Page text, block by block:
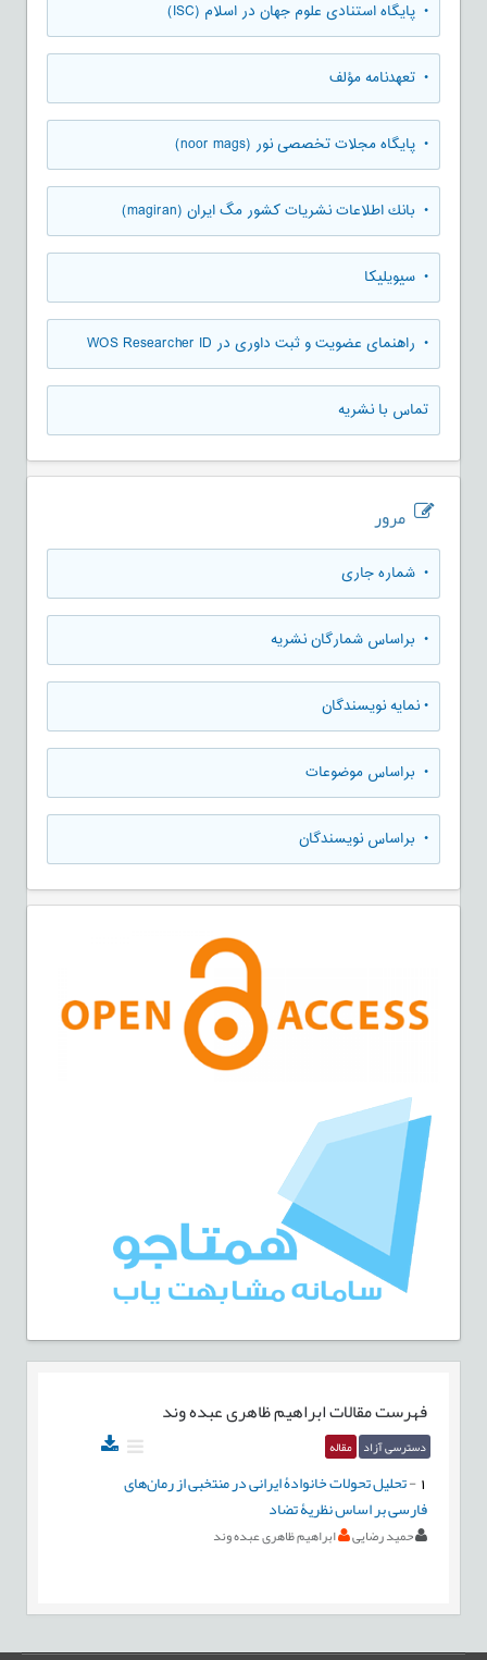
• پایگاه استنادی علوم جهان در اسلام (ISC)
• تعهدنامه مؤلف
• پایگاه مجلات تخصصی نور (noor mags)
• بانك اطلاعات نشريات كشور مگ ايران (magiran)
• سیویلیکا
• راهنمای عضویت و ثبت داوری در WOS Researcher ID
تماس با نشریه
مرور
• شماره جاری
• براساس شمارگان نشریه
•نمایه نویسندگان
• براساس موضوعات
• براساس نویسندگان
فهرست مقالاتابراهیم ظاهری عبده وند
دسترسی آزاد مقاله
-تحلیل تحولات خانوادۀ ایرانی در منتخبی از رمان‌های
فارسی بر اساس نظریۀ تضاد
حمید رضایی ابراهیم ظاهری عبده وند